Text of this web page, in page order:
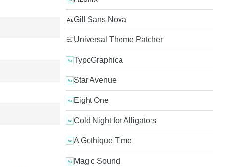
Gill Sans Nova
Universal Theme Patcher
TypoGraphica
Star Avenue
Eight One
Cold Night for Alligators
A Gothique Time
Magic Sound